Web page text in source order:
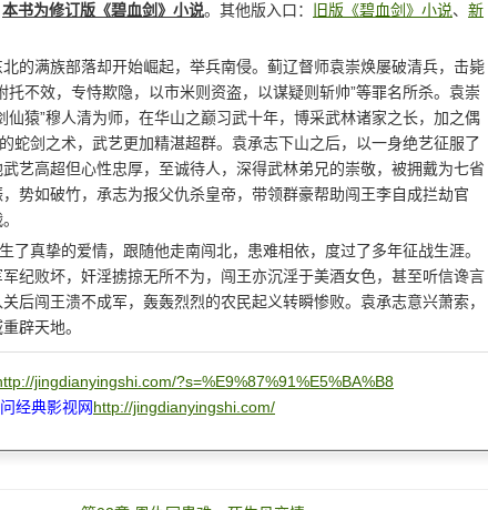
本书为修订版《碧血剑》小说。其他版入口： 旧版《碧血剑》小说、 新
的满族部落却开始崛起，举兵南侵。蓟辽督师袁崇焕屡破清兵，击毙
不效，专恃欺隐，以市米则资盗，以谋疑则斩帅”等罪名所杀。袁崇
猿”穆人清为师，在华山之巅习武十年，博采武林诸家之长，加之偶
蛇剑之术，武艺更加精湛超群。袁承志下山之后，以一身绝艺征服了
艺高超但心性忠厚，至诚待人，深得武林弟兄的崇敬，被拥戴为七省
势如破竹，承志为报父仇杀皇帝，带领群豪帮助闯王李自成拦劫官
了真挚的爱情，跟随他走南闯北，患难相依，度过了多年征战生涯。
纪败坏，奸淫掳掠无所不为，闯王亦沉淫于美酒女色，甚至听信谗言
闯王溃不成军，轰轰烈烈的农民起义转瞬惨败。袁承志意兴萧索，
辟天地。
jingdianyingshi.com/?s=%E9%87%91%E5%BA%B8
经典影视网http://jingdianyingshi.com/